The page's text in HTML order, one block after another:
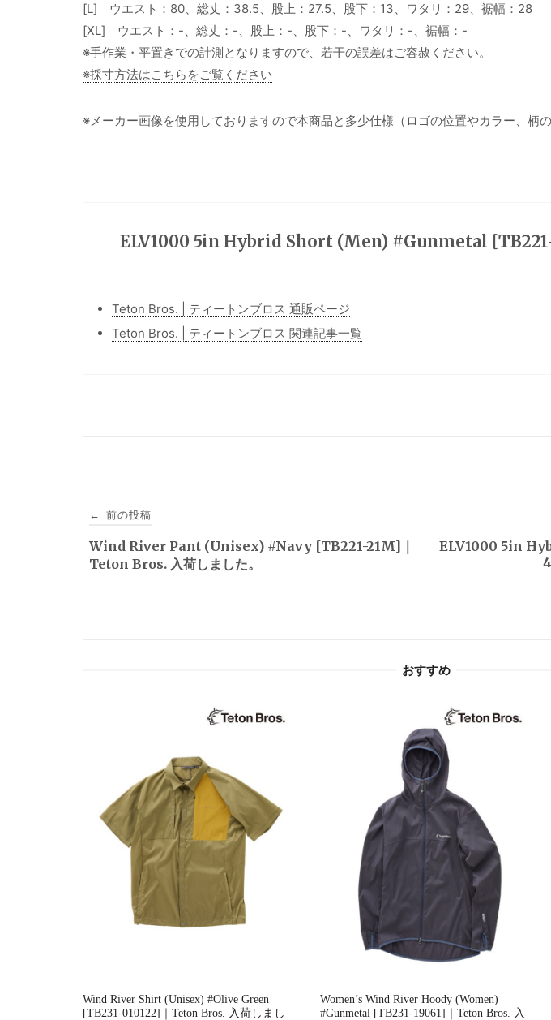
[L] ウエスト：80、総丈：38.5、股上：27.5、股下：13、ワタリ：29、裾幅：28
[XL] ウエスト：-、総丈：-、股上：-、股下：-、ワタリ：-、裾幅：-
※手作業・平置きでの計測となりますので、若干の誤差はご容赦ください。
※採寸方法はこちらをご覧ください
※メーカー画像を使用しておりますので本商品と多少仕様（ロゴの位置やカラー、柄
ELV1000 5in Hybrid Short (Men) #Gunmetal
Teton Bros. | ティートンブロス 通販ページ
Teton Bros. | ティートンブロス 関連記事一覧
稿
ナ
← 前の投稿
Wind River Pant (Unisex) #Navy [TB221-21M]｜
Teton Bros. 入荷しました。
ELV1000 5in
おすすめ
Wind River Shirt (Unisex) #Olive Green
[TB231-010122]｜Teton Bros. 入荷しまし
Women’s Wind River Hoody (Women)
#Gunmetal [TB231-19061]｜Teton Bros. 入